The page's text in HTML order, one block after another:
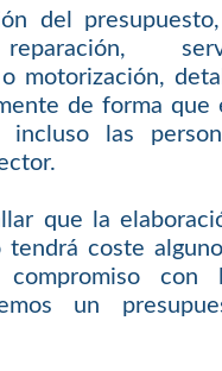
del
reparación,
motorización,
de forma
incluso las
que la
tendrá coste
con
un